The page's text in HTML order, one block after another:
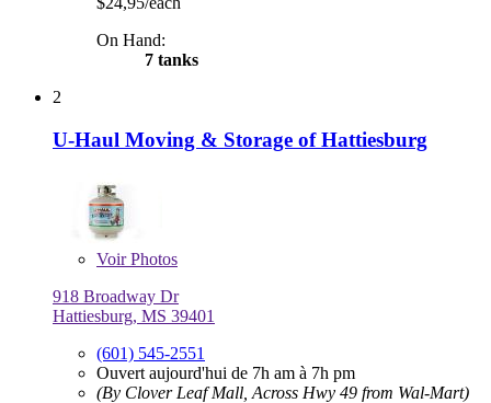
On Hand:
7 tanks
2
U-Haul Moving & Storage of Hattiesburg
VoirPhotos
918 Broadway Dr
Hattiesburg, MS 39401
(601) 545-2551
Ouvert aujourd'hui de 7h am à 7h pm
(By Clover Leaf Mall, Across Hwy 49 from Wal-Mart)